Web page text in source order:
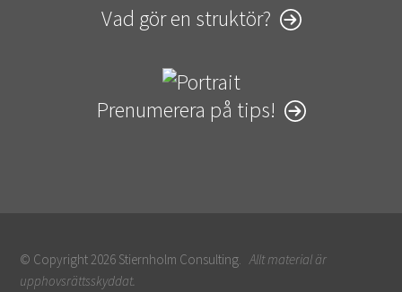
Vad gör en struktör?
Prenumerera på tips!
© Copyright 2026 Stiernholm Consulting.Allt material är
upphovsrättsskyddat.